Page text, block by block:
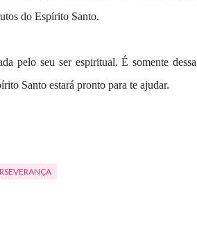
do Espírito Santo.
pelo seu ser espiritual. É somente dessa
Santo estará pronto para te ajudar.